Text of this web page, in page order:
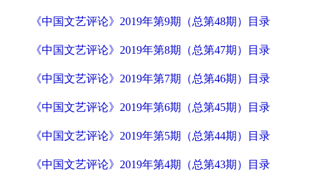
《中国文艺评论》2019年第9期（总第48期）目录
《中国文艺评论》2019年第8期（总第47期）目录
《中国文艺评论》2019年第7期（总第46期）目录
《中国文艺评论》2019年第6期（总第45期）目录
《中国文艺评论》2019年第5期（总第44期）目录
《中国文艺评论》2019年第4期（总第43期）目录